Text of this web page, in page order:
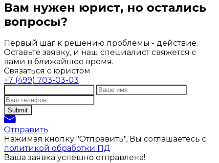
Вам нужен юрист, но остались
вопросы?
Первый шаг к решению проблемы - действие.
Оставьте заявку, и наш специалист свяжется с
вами в ближайшее время.
Связаться с юристом
+7 (499) 703-03-03
Отправить
Нажимая кнопку "Отправить", Вы соглашаетесь с
политикой обработки ПД
Ваша заявка успешно отправлена!